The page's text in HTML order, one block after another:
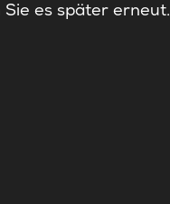
es später erneut.